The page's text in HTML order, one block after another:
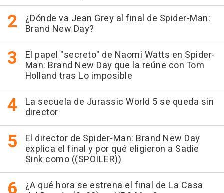
¿Dónde va Jean Grey al final de Spider-Man:
Brand New Day?
El papel "secreto" de Naomi Watts en Spider-
Man: Brand New Day que la reúne con Tom
Holland tras Lo imposible
La secuela de Jurassic World 5 se queda sin
director
El director de Spider-Man: Brand New Day
explica el final y por qué eligieron a Sadie
Sink como ((SPOILER))
¿A qué hora se estrena el final de La Casa